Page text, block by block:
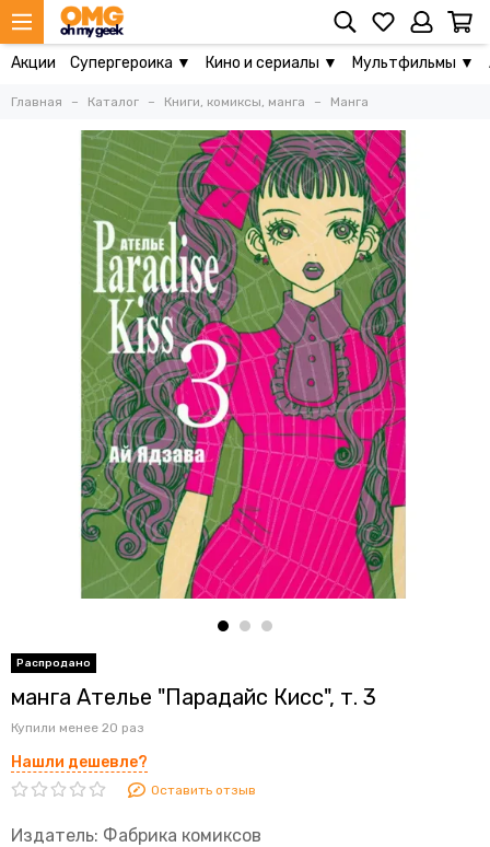
Акции Супергероика ▼ Кино и сериалы ▼ Мультфильмы ▼
Главная Каталог Книги, комиксы, манга Манга
манга Ателье "Парадайс Кисс", т. 3
Купили менее 20 раз
Нашли дешевле?
Оставить отзыв
Издатель: Фабрика комиксов